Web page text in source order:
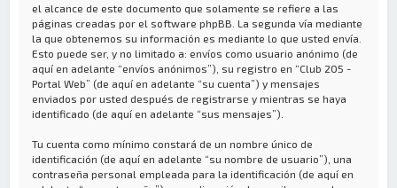
el alcance de este documento que solamente se refiere a las
páginas creadas por el software phpBB. La segunda vía mediante
la que obtenemos su información es mediante lo que usted envía.
Esto puede ser, y no limitado a: envíos como usuario anónimo (de
aquí en adelante “envíos anónimos”), su registro en “Club 205 -
Portal Web” (de aquí en adelante “su cuenta”) y mensajes
enviados por usted después de registrarse y mientras se haya
identificado (de aquí en adelante “sus mensajes”).
Tu cuenta como mínimo constará de un nombre único de
identificación (de aquí en adelante “su nombre de usuario”), una
contraseña personal empleada para la identificación (de aquí en